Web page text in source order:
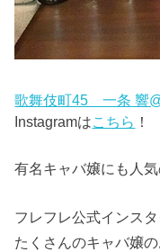
歌舞伎町45 一条 響
Instagramは こちら ！
有名キャバ嬢にも人気
フレフレ公式インス
たくさんのキャバ嬢